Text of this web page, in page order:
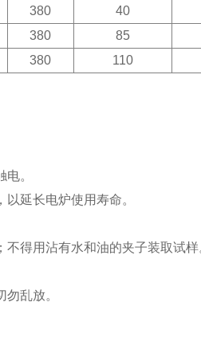
380 40
380 85
380 110
。
延长电炉使用寿命。
得用沾有水和油的夹子装取试样
乱放。